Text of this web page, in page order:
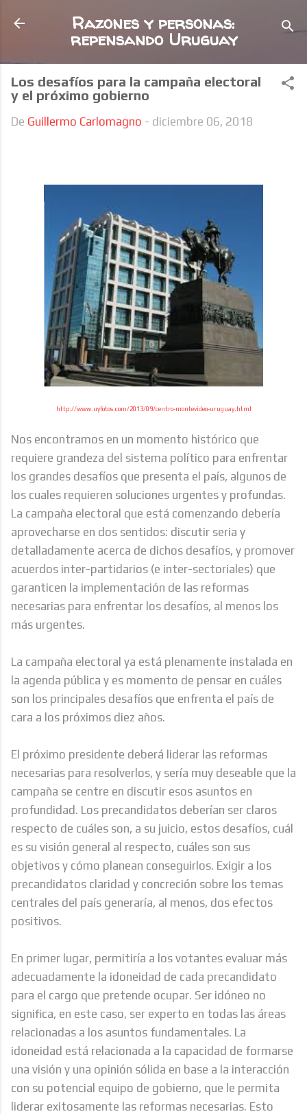
Ir al contenido principal
Razones y personas:
repensando Uruguay
Los desafíos para la campaña electoral
y el próximo gobierno
De Guillermo Carlomagno - diciembre 06, 2018
http://www.uyfotos.com/2013/09/centro-montevideo-uruguay.html
Nos encontramos en un momento histórico que
requiere grandeza del sistema político para enfrentar
los grandes desafíos que presenta el país, algunos de
los cuales requieren soluciones urgentes y profundas.
La campaña electoral que está comenzando debería
aprovecharse en dos sentidos: discutir seria y
detalladamente acerca de dichos desafíos, y promover
acuerdos inter-partidarios (e inter-sectoriales) que
garanticen la implementación de las reformas
necesarias para enfrentar los desafíos, al menos los
más urgentes.
La campaña electoral ya está plenamente instalada en
la agenda pública y es momento de pensar en cuáles
son los principales desafíos que enfrenta el país de
cara a los próximos diez años.
El próximo presidente deberá liderar las reformas
necesarias para resolverlos, y sería muy deseable que la
campaña se centre en discutir esos asuntos en
profundidad. Los precandidatos deberían ser claros
respecto de cuáles son, a su juicio, estos desafíos, cuál
es su visión general al respecto, cuáles son sus
objetivos y cómo planean conseguirlos. Exigir a los
precandidatos claridad y concreción sobre los temas
centrales del país generaría, al menos, dos efectos
positivos.
En primer lugar, permitiría a los votantes evaluar más
adecuadamente la idoneidad de cada precandidato
para el cargo que pretende ocupar. Ser idóneo no
significa, en este caso, ser experto en todas las áreas
relacionadas a los asuntos fundamentales. La
idoneidad está relacionada a la capacidad de formarse
una visión y una opinión sólida en base a la interacción
con su potencial equipo de gobierno, que le permita
liderar exitosamente las reformas necesarias. Esto